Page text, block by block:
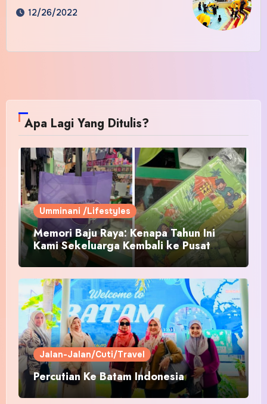
12/26/2022
Apa Lagi Yang Ditulis?
Umminani /Lifestyles
Memori Baju Raya: Kenapa Tahun Ini
Kami Sekeluarga Kembali ke Pusat
Pakaian Hari-Hari?
Jalan-Jalan/Cuti/Travel
Percutian Ke Batam Indonesia